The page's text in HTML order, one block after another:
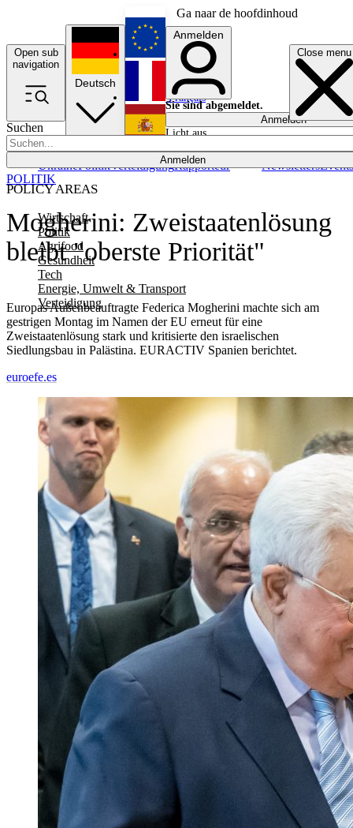
Ga naar de hoofdinhoud
Open sub
navigation
Close menu
Suchen
Anmelden
POLICY AREAS
Wirtschaft
Politik
Agrifood
Gesundheit
Tech
Energie, Umwelt & Transport
Verteidigung
UkrainePolitikVerteidigungRapporteur NewslettersEvents
Deutsch
English
Français
Anmelden
Sie sind abgemeldet.
Anmelden
Licht aus
Mogherini: Zweistaatenlösung
bleibt "oberste Priorität"
Europas Außenbeauftragte Federica Mogherini machte sich am
gestrigen Montag im Namen der EU erneut für eine
Zweistaatenlösung stark und kritisierte den israelischen
Siedlungsbau in Palästina. EURACTIV Spanien berichtet.
POLITIK
euroefe.es